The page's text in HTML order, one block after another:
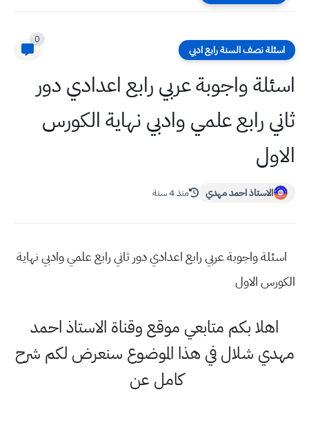
اسئلة نصف السنة رابع ادبي
0
اسئلة واجوبة عربي رابع اعدادي دور
ثاني رابع علمي وادبي نهاية الكورس
الاول
الاستاذ احمد مهدي منذ 4 سنة
اسئلة واجوبة عربي رابع اعدادي دور ثاني رابع علمي وادبي نهاية
الكورس الاول
اهلا بكم متابعي موقع وقناة الاستاذ احمد
مهدي شلال في هذا الموضوع سنعرض لكم شرح
كامل عن